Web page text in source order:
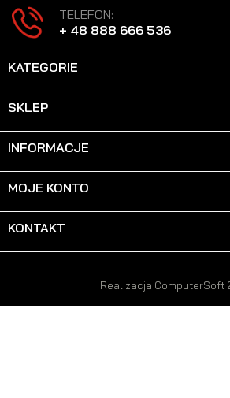
TELEFON:
+ 48 888 666 536
KATEGORIE
SKLEP
INFORMACJE
MOJE KONTO
KONTAKT
Realizacja ComputerSoft